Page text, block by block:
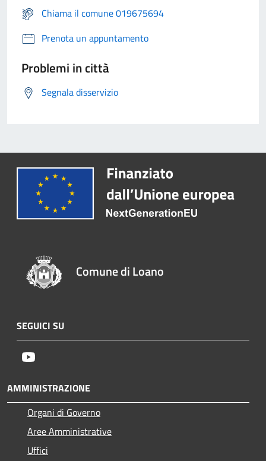
Chiama il comune 019675694
Prenota un appuntamento
Problemi in città
Segnala disservizio
Comune di Loano
SEGUICI SU
AMMINISTRAZIONE
Organi di Governo
Aree Amministrative
Uffici